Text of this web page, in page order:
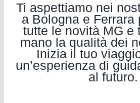
Ti aspettiamo nei
a Bologna e Ferrara
tutte le novità MG e
mano la qualità dei
Inizia il tuo
un’esperienza di
al futuro.